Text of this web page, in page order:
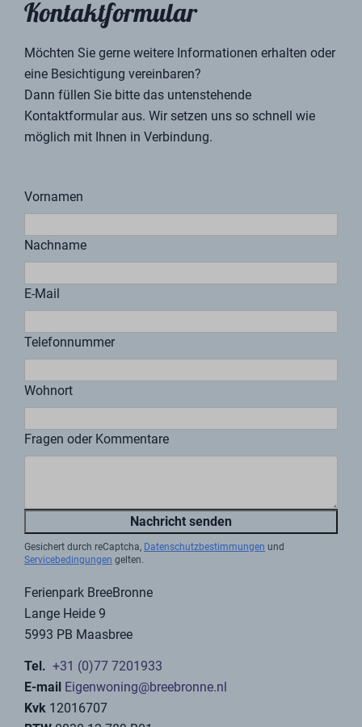
Wir sind der Meinung, dass Sie, wenn Sie ein Haus bei
uns kaufen, auch das Urlaubsgefühl bei BreeBronne in
vollen Zügen genießen sollten.
Es ist möglich, Ihr eigenes Ferienhaus zu vermieten.
Wir helfen Ihnen gerne bei allen Belangen rund um die
Vermietung. So arbeiten wir zum Beispiel mit Baat
Wirtschaftsprüfer & Berater zusammen. Baat ist der
sind natürlich über die Pläne und Entwicklungen bei
bestens informiert. Baat übernimmt unter anderem die
Mehrwertsteuerunternehmer und erledigt Ihre
Mehrwertsteuererklärung pro Kalenderquartal.
Auch für die Vermietung Ihres Ferienhauses haben wir
um die Vermietung Ihres Hauses kümmern. So arbeiten
wir unter anderem mit verschiedenen
Reiseveranstaltern zusammen, um eine möglichst
große Reichweite zu erzielen.
Kontaktformular
Möchten Sie gerne weitere Informationen erhalten oder
eine Besichtigung vereinbaren?
Dann füllen Sie bitte das untenstehende
Kontaktformular aus. Wir setzen uns so schnell wie
möglich mit Ihnen in Verbindung.